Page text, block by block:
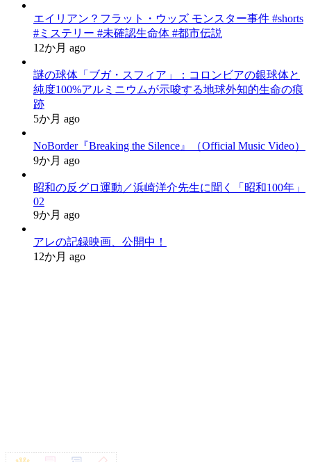
エイリアン？フラット・ウッズ モンスター事件 #shorts
#ミステリー #未確認生命体 #都市伝説
12か月 ago
謎の球体「ブガ・スフィア」：コロンビアの銀球体と
純度100%アルミニウムが示唆する地球外知的生命の痕
跡
5か月 ago
NoBorder『Breaking the Silence』（Official Music Video）
9か月 ago
昭和の反グロ運動／浜崎洋介先生に聞く「昭和100年」
02
9か月 ago
アレの記録映画、公開中！
12か月 ago